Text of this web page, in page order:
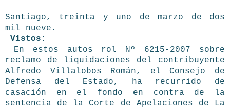
Santiago, treinta y uno de marzo de dos
mil nueve.
Vistos:
En estos autos rol Nº 6215-2007 sobre
reclamo de liquidaciones del contribuyente
Alfredo Villalobos Román, el Consejo de
Defensa del Estado, ha recurrido de
casación en el fondo en contra de la
sentencia de la Corte de Apelaciones de La